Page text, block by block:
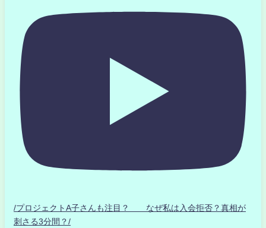
/プロジェクトA子さんも注目？ なぜ私は入会拒否？真相が
刺さる3分間？/